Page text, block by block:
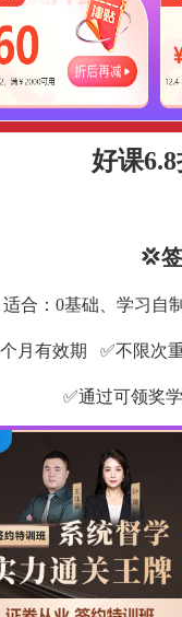
好课
💢
适合：0基础、学习自
个月有效期 ✅不限次
✅通过可领奖